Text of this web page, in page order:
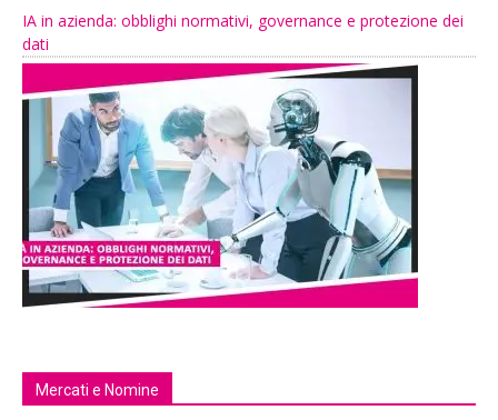
IA in azienda: obblighi normativi, governance e protezione dei
dati
Mercati e Nomine